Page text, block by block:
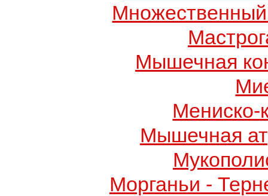
Мышечная
Мениско-
Мышечная
Морганьи -